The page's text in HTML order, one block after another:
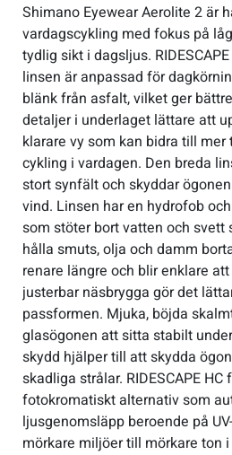
Växlar
Övriga cykeltillbehör
Shimano Eyewear Aerolite 2 är
vardagscykling med fokus på
tydlig sikt i dagsljus.
linsen är anpassad för
blänk från asfalt, vilket ger
detaljer i underlaget lättare att
klarare vy som kan bidra till mer
cykling i vardagen. Den breda
stort synfält och skyddar
vind. Linsen har en hydrofob
som stöter bort vatten och
hålla smuts, olja och damm
renare längre och blir enklare
justerbar näsbrygga gör det
passformen. Mjuka, böjda
glasögonen att sitta stabilt
skydd hjälper till att skydda
skadliga strålar. RIDESCAPE
fotokromatiskt alternativ som
ljusgenomsläpp beroende på
mörkare miljöer till mörkare ton